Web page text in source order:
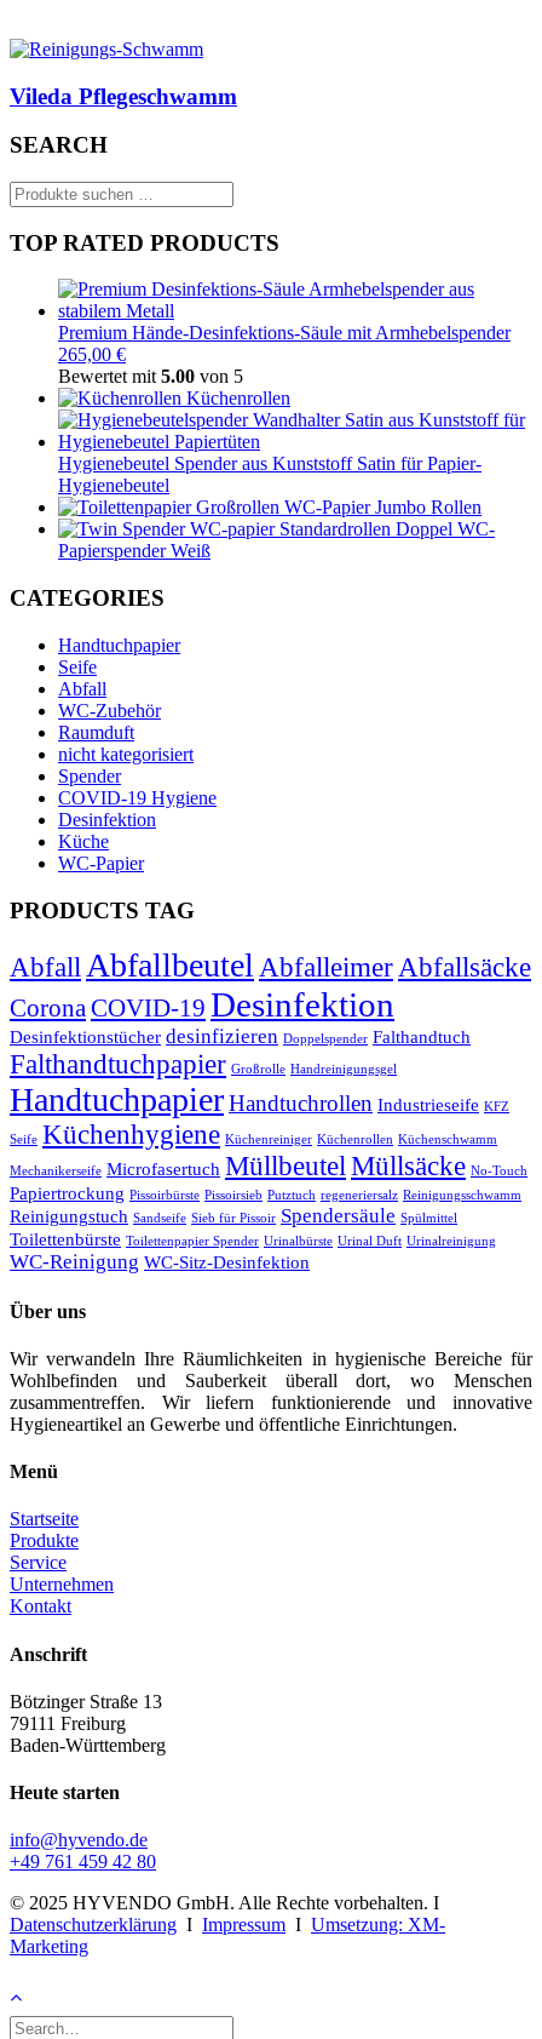
Vileda Pflegeschwamm
SEARCH
Suchen
nach:
TOP RATED PRODUCTS
Premium Hände-Desinfektions-Säule mit Armhebelspender
265,00 €
Bewertet mit5.00 von 5
Küchenrollen
Hygienebeutel Spender aus Kunststoff Satin für Papier-
Hygienebeutel
WC-Papier Jumbo Rollen
Doppel WC-
Papierspender Weiß
CATEGORIES
Handtuchpapier
Seife
Abfall
WC-Zubehör
Raumduft
nicht kategorisiert
Spender
COVID-19 Hygiene
Desinfektion
Küche
WC-Papier
PRODUCTS TAG
AbfallAbfallbeutelAbfalleimerAbfallsäcke
CoronaCOVID-19 Desinfektion
Desinfektionstücher desinfizieren Doppelspender Falthandtuch
Falthandtuchpapier Großrolle Handreinigungsgel
HandtuchpapierHandtuchrollen Industrieseife KFZ
Seife Küchenhygiene Küchenreiniger Küchenrollen Küchenschwamm
Mechanikerseife Microfasertuch MüllbeutelMüllsäcke No-Touch
Papiertrockung Pissoirbürste Pissoirsieb Putztuch regeneriersalz Reinigungsschwamm
Reinigungstuch Sandseife Sieb für Pissoir Spendersäule Spülmittel
Toilettenbürste Toilettenpapier Spender Urinalbürste Urinal Duft Urinalreinigung
WC-Reinigung WC-Sitz-Desinfektion
Über uns
Wir verwandeln Ihre Räumlichkeiten in hygienische Bereiche für
Wohlbefinden und Sauberkeit überall dort, wo Menschen
zusammentreffen. Wir liefern funktionierende und innovative
Hygieneartikel an Gewerbe und öffentliche Einrichtungen.
Menü
Startseite
Produkte
Service
Unternehmen
Kontakt
Anschrift
Bötzinger Straße 13
79111 Freiburg
Baden-Württemberg
Heute starten
info@hyvendo.de
+49 761 459 42 80
© 2025 HYVENDO GmbH. Alle Rechte vorbehalten. I
Datenschutzerklärung I Impressum I Umsetzung: XM-
Marketing